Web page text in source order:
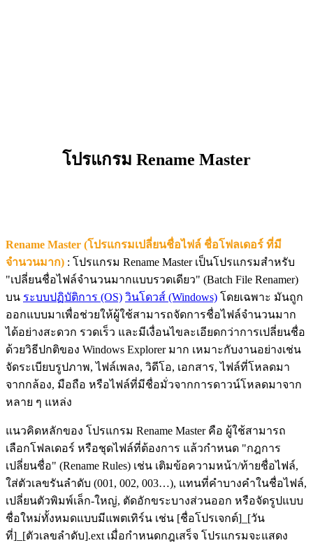
โปรแกรม Rename Master
Rename Master (โปรแกรมเปลี่ยนชื่อไฟล์ ชื่อโฟลเดอร์ ที่มี
จำนวนมาก) : โปรแกรม Rename Master เป็นโปรแกรมสำหรับ
"เปลี่ยนชื่อไฟล์จำนวนมากแบบรวดเดียว" (Batch File Renamer)
บน ระบบปฏิบัติการ (OS) วินโดวส์ (Windows) โดยเฉพาะ มันถูก
ออกแบบมาเพื่อช่วยให้ผู้ใช้สามารถจัดการชื่อไฟล์จำนวนมาก
ได้อย่างสะดวก รวดเร็ว และมีเงื่อนไขละเอียดกว่าการเปลี่ยนชื่อ
ด้วยวิธีปกติของ Windows Explorer มาก เหมาะกับงานอย่างเช่น
จัดระเบียบรูปภาพ, ไฟล์เพลง, วิดีโอ, เอกสาร, ไฟล์ที่โหลดมา
จากกล้อง, มือถือ หรือไฟล์ที่มีชื่อมั่วจากการดาวน์โหลดมาจาก
หลาย ๆ แหล่ง
แนวคิดหลักของ โปรแกรม Rename Master คือ ผู้ใช้สามารถ
เลือกโฟลเดอร์ หรือชุดไฟล์ที่ต้องการ แล้วกำหนด "กฎการ
เปลี่ยนชื่อ" (Rename Rules) เช่น เติมข้อความหน้า/ท้ายชื่อไฟล์,
ใส่ตัวเลขรันลำดับ (001, 002, 003…), แทนที่คำบางคำในชื่อไฟล์,
เปลี่ยนตัวพิมพ์เล็ก-ใหญ่, ตัดอักขระบางส่วนออก หรือจัดรูปแบบ
ชื่อใหม่ทั้งหมดแบบมีแพตเทิร์น เช่น [ชื่อโปรเจกต์]_[วัน
ที่]_[ตัวเลขลำดับ].ext เมื่อกำหนดกฎเสร็จ โปรแกรมจะแสดง